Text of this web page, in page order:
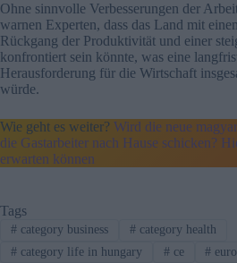
Ohne sinnvolle Verbesserungen der
warnen Experten, dass das Land mit
Rückgang der Produktivität und einer
konfrontiert sein könnte, was eine
Herausforderung für die Wirtschaft
würde.
Wie geht es weiter? Wird die neue
die Gastarbeiter nach Hause schicken?
erwarten können
Tags
#category business #category health
#category life in hungary #ce #